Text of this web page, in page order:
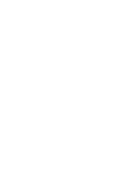
皮搭載 Hasselblad
焦 1,300 萬畫素相